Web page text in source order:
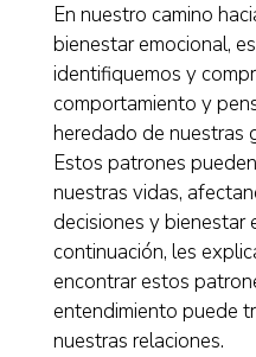
En nuestro camino
bienestar emocional,
identifiquemos y
comportamiento y
heredado de nuestras
Estos patrones
nuestras vidas,
decisiones y bienestar
continuación, les
encontrar estos
entendimiento puede
nuestras relaciones.